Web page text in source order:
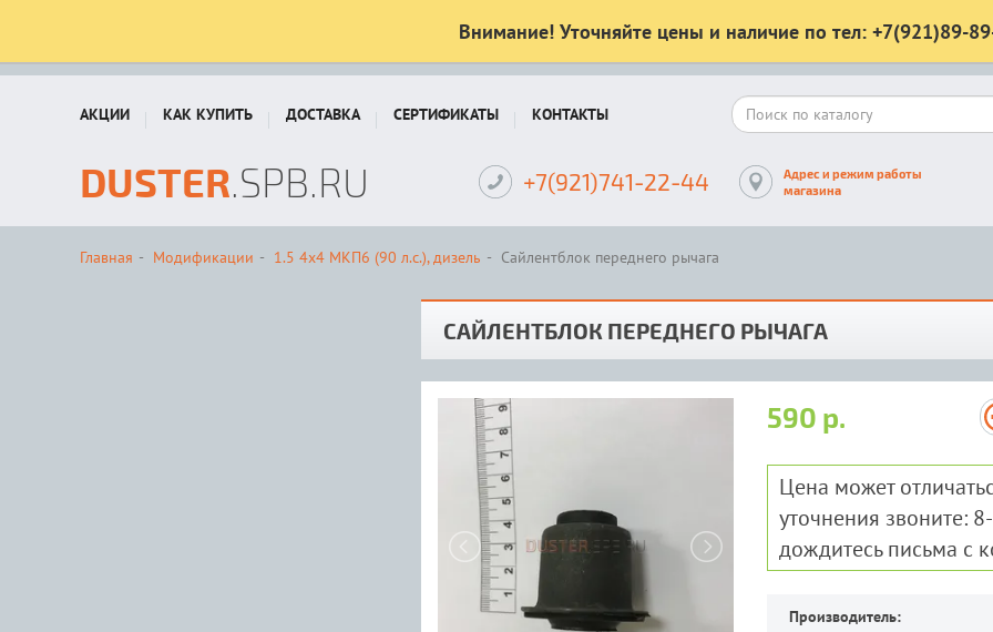
Внимание! Уточняйте цены и наличие по тел: +7(921)89-
АКЦИИ КАК КУПИТЬ ДОСТАВКА СЕРТИФИКАТЫ КОНТАКТЫ
DUSTER.SPB.RU +7(921)741-22-44
Адрес и режим работы
магазина
Главная Модификации 1.5 4x4 MКП6 (90 л.с.), дизель Сайлентблок переднего рычага
САЙЛЕНТБЛОК ПЕРЕДНЕГО РЫЧАГА
590 р.
Цена может
уточнения звоните:
дождитесь письма с
Производитель: